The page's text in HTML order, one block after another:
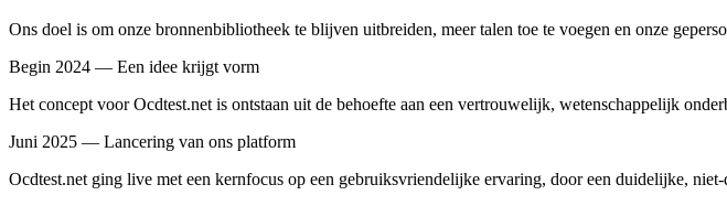
Ons doel is om onze bronnenbibliotheek te blijven uitbreiden, meer talen toe te voegen en onze
Begin 2024 — Een idee krijgt vorm
Het concept voor Ocdtest.net is ontstaan uit de behoefte aan een vertrouwelijk, wetenschappelijk
Juni 2025 — Lancering van ons platform
Ocdtest.net ging live met een kernfocus op een gebruiksvriendelijke ervaring, door een duidelijke,